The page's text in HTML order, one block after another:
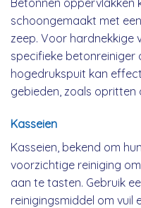
Betonnen oppervlakken
schoongemaakt met
zeep. Voor hardnekkige
specifieke betonreiniger
hogedrukspuit kan
gebieden, zoals opritten
Kasseien
Kasseien, bekend om
voorzichtige reiniging
aan te tasten. Gebruik
reinigingsmiddel om vuil